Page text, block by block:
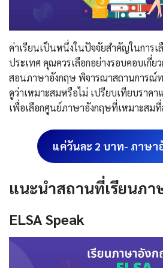
ค่าเรียนเป็นหนึ่งในปัจจัยสำคัญในการเ
ประเทศ คุณควรเลือกอย่างรอบคอบเกี่ย
สอนภาษาอังกฤษ พิจารณาสถานการณ์ท
ดูว่าเหมาะสมหรือไม่ เปรียบเทียบราค
เพื่อเลือกศูนย์ภาษาอังกฤษที่เหมาะสม
แค่วันละ 2 บาท- ภาษา
แนะนำสถานที่เรียนภ
ELSA Speak